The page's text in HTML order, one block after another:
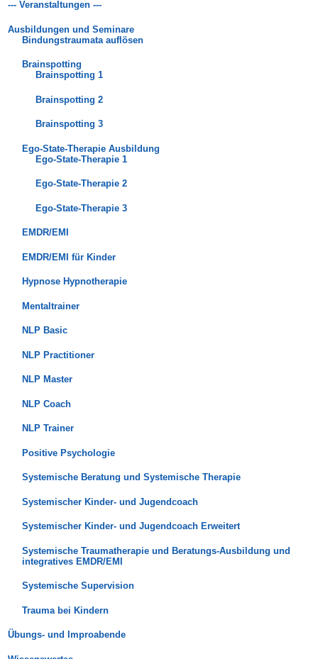
--- Veranstaltungen ---
Ausbildungen und Seminare
Bindungstraumata auflösen
Brainspotting
Brainspotting 1
Brainspotting 2
Brainspotting 3
Ego-State-Therapie Ausbildung
Ego-State-Therapie 1
Ego-State-Therapie 2
Ego-State-Therapie 3
EMDR/EMI
EMDR/EMI für Kinder
Hypnose Hypnotherapie
Mentaltrainer
NLP Basic
NLP Practitioner
NLP Master
NLP Coach
NLP Trainer
Positive Psychologie
Systemische Beratung und Systemische Therapie
Systemischer Kinder- und Jugendcoach
Systemischer Kinder- und Jugendcoach Erweitert
Systemische Traumatherapie und Beratungs-Ausbildung und
integratives EMDR/EMI
Systemische Supervision
Trauma bei Kindern
Übungs- und Improabende